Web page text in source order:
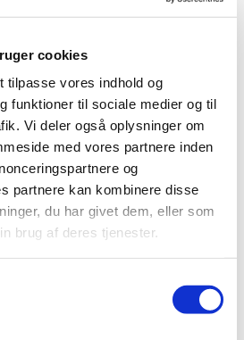
cookies
tilpasse vores indhold og
funktioner til sociale medier og til
Vi deler også oplysninger om
med vores partnere inden
og
partnere kan kombinere disse
du har givet dem, eller som
brug af deres tjenester.